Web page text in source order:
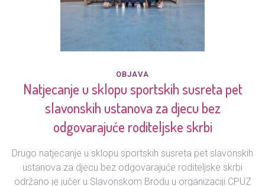
OBJAVA
Natjecanje u sklopu sportskih susreta pet
slavonskih ustanova za djecu bez
odgovarajuće roditeljske skrbi
Drugo natjecanje u sklopu sportskih susreta pet slavonskih
ustanova za djecu bez odgovarajuće roditeljske skrbi
održano je jučer u Slavonskom Brodu u organizaciji CPUZ